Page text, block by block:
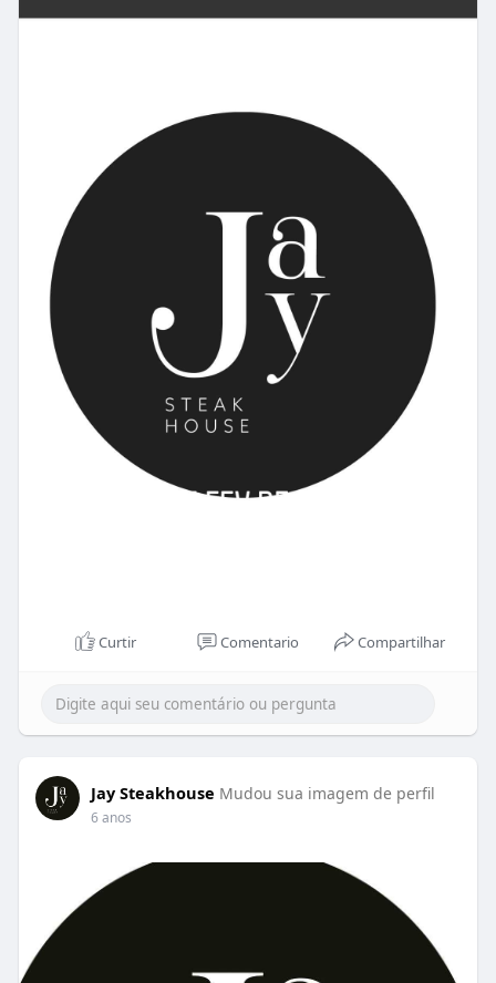
Curtir Comentario Compartilhar
Jay Steakhouse Mudou sua imagem de perfil
6 anos